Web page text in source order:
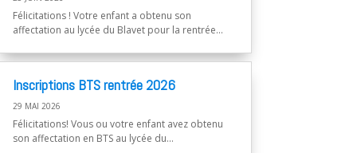
Félicitations ! Votre enfant a obtenu son
affectation au lycée du Blavet pour la rentrée...
Inscriptions BTS rentrée 2026
29 MAI 2026
Félicitations! Vous ou votre enfant avez obtenu
son affectation en BTS au lycée du...